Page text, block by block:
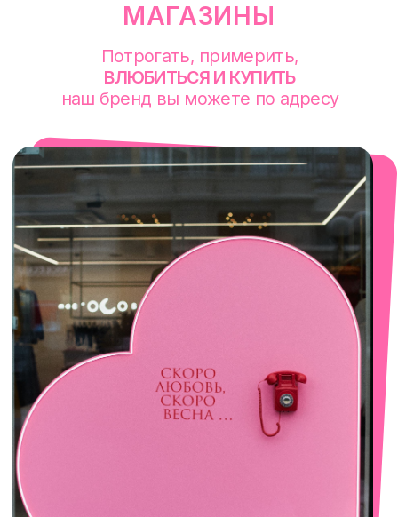
Сочи
Село Эстосадок, ТРЦ Горки Молл,
Горная Карусель, 3
+7 (919) 374-04-04
с 10-00 до 22-00
смотреть в Яндекс. Картах